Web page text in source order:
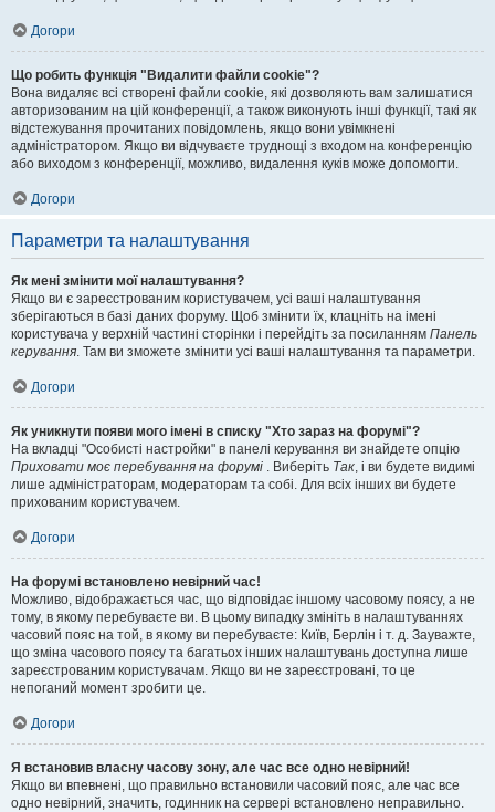
Догори
Що робить функція "Видалити файли cookie"?
Вона видаляє всі створені файли cookie, які дозволяють вам залишатися
авторизованим на цій конференції, а також виконують інші функції, такі як
відстежування прочитаних повідомлень, якщо вони увімкнені
адміністратором. Якщо ви відчуваєте труднощі з входом на конференцію
або виходом з конференції, можливо, видалення куків може допомогти.
Догори
Параметри та налаштування
Як мені змінити мої налаштування?
Якщо ви є зареєстрованим користувачем, усі ваші налаштування
зберігаються в базі даних форуму. Щоб змінити їх, клацніть на імені
користувача у верхній частині сторінки і перейдіть за посиланням Панель
керування. Там ви зможете змінити усі ваші налаштування та параметри.
Догори
Як уникнути появи мого імені в списку "Хто зараз на форумі"?
На вкладці "Особисті настройки" в панелі керування ви знайдете опцію
Приховати моє перебування на форумі . Виберіть Так, і ви будете видимі
лише адміністраторам, модераторам та собі. Для всіх інших ви будете
прихованим користувачем.
Догори
На форумі встановлено невірний час!
Можливо, відображається час, що відповідає іншому часовому поясу, а не
тому, в якому перебуваєте ви. В цьому випадку змініть в налаштуваннях
часовий пояс на той, в якому ви перебуваєте: Київ, Берлін і т. д. Зауважте,
що зміна часового поясу та багатьох інших налаштувань доступна лише
зареєстрованим користувачам. Якщо ви не зареєстровані, то це
непоганий момент зробити це.
Догори
Я встановив власну часову зону, але час все одно невірний!
Якщо ви впевнені, що правильно встановили часовий пояс, але час все
одно невірний, значить, годинник на сервері встановлено неправильно.